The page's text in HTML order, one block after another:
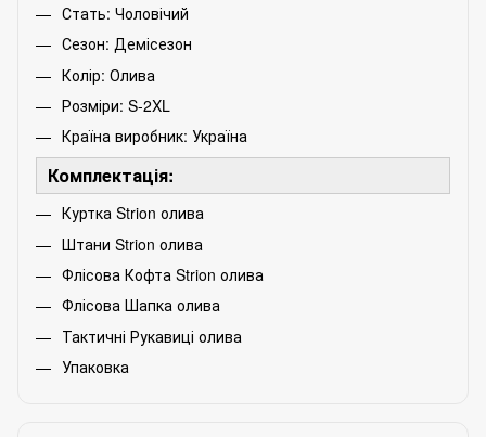
Стать: Чоловічий
Сезон: Демісезон
Колір: Олива
Розміри: S-2XL
Країна виробник: Україна
Комплектація:
Куртка Strion олива
Штани Strion олива
Флісова Кофта Strion олива
Флісова Шапка олива
Тактичні Рукавиці олива
Упаковка